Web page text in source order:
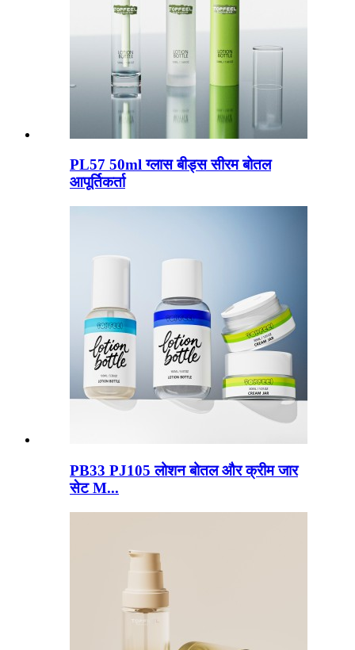
PL57 50ml ग्लास बीड्स सीरम बोतल
आपूर्तिकर्ता
PB33 PJ105 लोशन बोतल और क्रीम जार
सेट M...